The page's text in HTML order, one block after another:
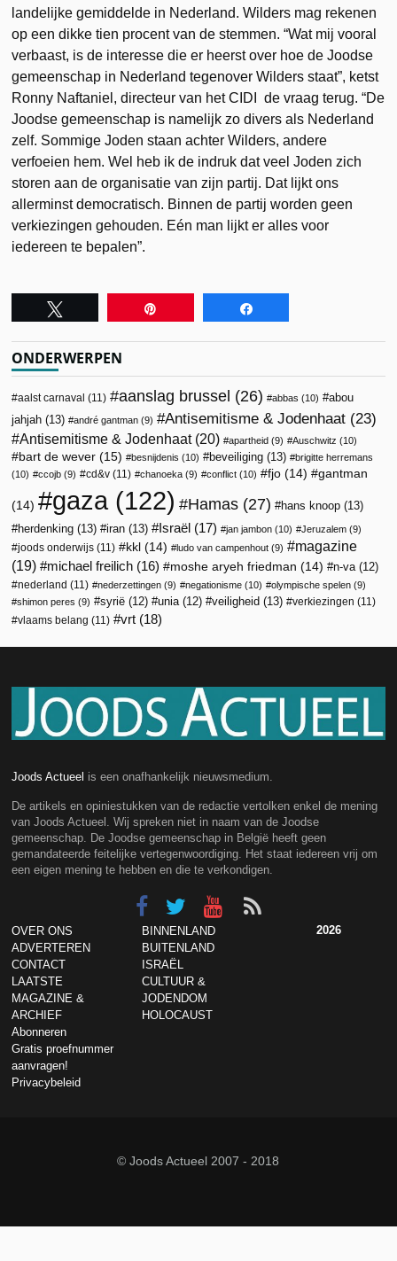
landelijke gemiddelde in Nederland. Wilders mag rekenen
op een dikke tien procent van de stemmen. “Wat mij vooral
verbaast, is de interesse die er heerst over hoe de Joodse
gemeenschap in Nederland tegenover Wilders staat”, ketst
Ronny Naftaniel, directeur van het CIDI de vraag terug. “De
Joodse gemeenschap is namelijk zo divers als Nederland
zelf. Sommige Joden staan achter Wilders, andere
verfoeien hem. Wel heb ik de indruk dat veel Joden zich
storen aan de organisatie van zijn partij. Dat lijkt ons
allerminst democratisch. Binnen de partij worden geen
verkiezingen gehouden. Eén man lijkt er alles voor
iedereen te bepalen”.
ONDERWERPEN
aalst carnaval (11) aanslag brussel (26) abbas (10)
abou
jahjah (13) andré gantman (9) Antisemitisme & Jodenhaat (23)
Antisemitisme & Jodenhaat(20) apartheid (9) Auschwitz (10)
bart de wever (15) besnijdenis (10) beveiliging (13)
brigitte herremans
(10)
ccojb (9) cd&v (11) chanoeka (9) conflict (10) fjo (14) gantman
(14) gaza (122) Hamas (27) hans knoop (13)
herdenking (13) iran (13) Israël (17) jan jambon (10) Jeruzalem (9)
joods onderwijs (11) kkl (14) ludo van campenhout (9)
magazine
(19)
michael freilich (16) moshe aryeh friedman (14) n-va (12)
nederland (11) nederzettingen (9) negationisme (10) olympische spelen (9)
shimon peres (9) syrië (12) unia (12) veiligheid (13) verkiezingen (11)
vlaams belang (11) vrt (18)
Joods Actueel is een onafhankelijk nieuwsmedium.
De artikels en opiniestukken van de redactie vertolken enkel de mening
van Joods Actueel. Wij spreken niet in naam van de Joodse
gemeenschap. De Joodse gemeenschap in België heeft geen
gemandateerde feitelijke vertegenwoordiging. Het staat iedereen vrij om
een eigen mening te hebben en die te verkondigen.
OVER ONS
ADVERTEREN
CONTACT
LAATSTE
MAGAZINE &
ARCHIEF
Abonneren
Gratis proefnummer
aanvragen!
Privacybeleid
BINNENLAND
BUITENLAND
ISRAËL
CULTUUR &
JODENDOM
HOLOCAUST
2026
© Joods Actueel 2007 - 2018